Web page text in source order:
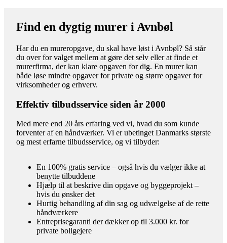
Find en dygtig murer i Avnbøl
Har du en mureropgave, du skal have løst i Avnbøl? Så står
du over for valget mellem at gøre det selv eller at finde et
murerfirma, der kan klare opgaven for dig. En murer kan
både løse mindre opgaver for private og større opgaver for
virksomheder og erhverv.
Effektiv tilbudsservice siden år 2000
Med mere end 20 års erfaring ved vi, hvad du som kunde
forventer af en håndværker. Vi er ubetinget Danmarks største
og mest erfarne tilbudsservice, og vi tilbyder:
En 100% gratis service – også hvis du vælger ikke at
benytte tilbuddene
Hjælp til at beskrive din opgave og byggeprojekt –
hvis du ønsker det
Hurtig behandling af din sag og udvælgelse af de rette
håndværkere
Entreprisegaranti der dækker op til 3.000 kr. for
private boligejere